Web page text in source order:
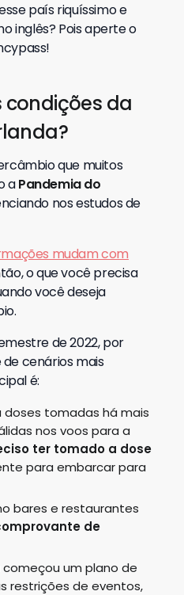
país riquíssimo e
inglês? Pois aperte o
da
que muitos
aPandemia do
nos estudos de
mudam com
o que você precisa
você deseja
de 2022, por
cenários mais
é:
doses tomadas há mais
nos voos para a
ter tomado a dose
para embarcar para
bares e restaurantes
de
começou um plano de
restrições de eventos,